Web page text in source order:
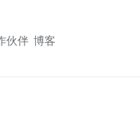
伙伴 博客